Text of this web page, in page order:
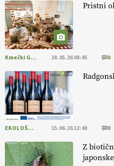
Pristni
Kmečki Glas 28.05.26 08:45 0
EKOLOŠKO LOGIČNO 15.06.26 12:48 0
Z